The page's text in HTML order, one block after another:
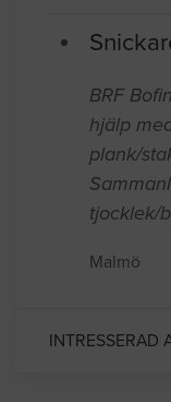
BRF
hjälp
plank/
tjocklek/
Malmö
INTRESSERAD